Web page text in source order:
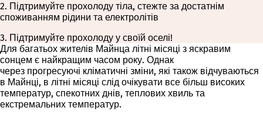
2. Підтримуйте прохолоду тіла, стежте за достатнім
споживанням рідини та електролітів
3. Підтримуйте прохолоду у своїй оселі!
Для багатьох жителів Майнца літні місяці з яскравим
сонцем є найкращим часом року. Однак
через прогресуючі кліматичні зміни, які також відчуваються
в Майнці, в літні місяці слід очікувати все більш високих
температур, спекотних днів, теплових хвиль та
екстремальних температур.